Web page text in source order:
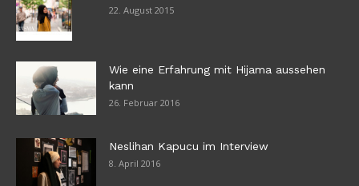
22. August 2015
Wie eine Erfahrung mit Hijama aussehen
kann
26. Februar 2016
Neslihan Kapucu im Interview
8. April 2016